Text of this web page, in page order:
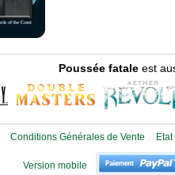
Poussée fataleest
Conditions Générales de Vente
Version mobile